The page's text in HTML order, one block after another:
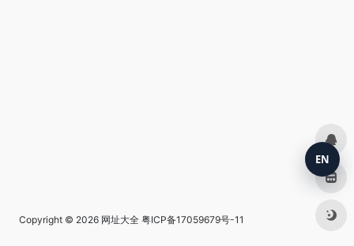
Copyright © 2026 网址大全 粤ICP备17059679号-11
EN